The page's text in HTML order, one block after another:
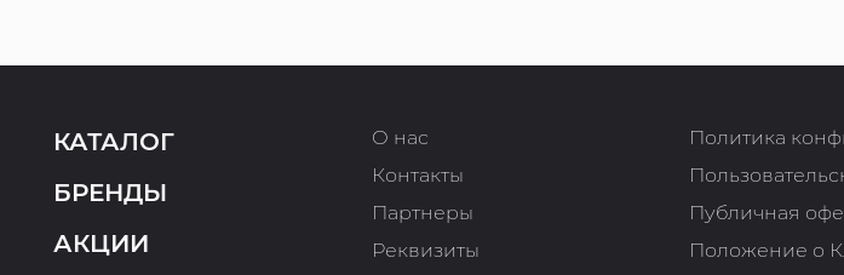
КАТАЛОГ
БРЕНДЫ
АКЦИИ
О нас
Контакты
Партнеры
Реквизиты
Политика
Публичная
Положение о